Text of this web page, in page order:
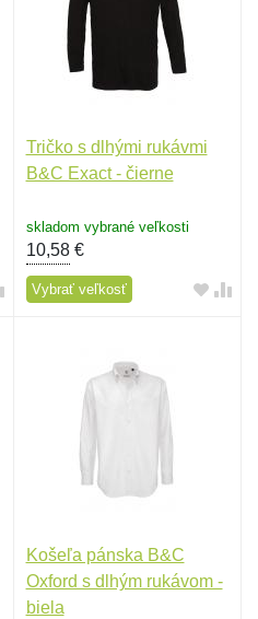
Tričko s dlhými rukávmi
B&C Exact - čierne
skladom vybrané veľkosti
10,58€
Vybrať veľkosť
Košeľa pánska B&C
Oxford s dlhým rukávom -
biela